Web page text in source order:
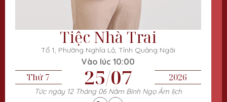
Tiệc Nhà Trai
Tổ 1, Phường Nghĩa Lộ, Tỉnh Quảng Ngãi
Vào lúc 10:00
Thứ 7 25/07 2026
Tức ngày 12 Tháng 06 Năm Bính Ngọ Âm lịch